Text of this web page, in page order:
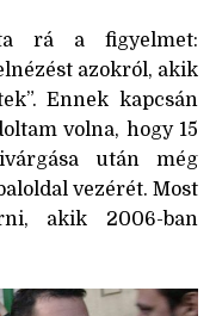
rá a figyelmet:
azokról, akik
Ennek kapcsán
volna, hogy 15
után még
vezérét. Most
akik 2006-ban